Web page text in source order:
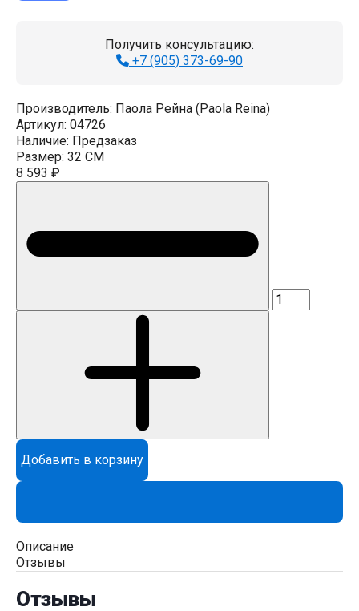
Получить консультацию:
+7 (905) 373-69-90
Производитель: Паола Рейна (Paola Reina)
Артикул: 04726
Наличие: Предзаказ
Размер: 32 CM
8 593 ₽
Добавить в корзину
Описание
Отзывы
Отзывы